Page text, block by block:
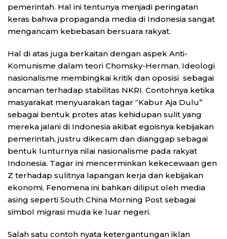
pemerintah. Hal ini tentunya menjadi peringatan
keras bahwa propaganda media di Indonesia sangat
mengancam kebebasan bersuara rakyat.
Hal di atas juga berkaitan dengan aspek Anti-
Komunisme dalam teori Chomsky-Herman. Ideologi
nasionalisme membingkai kritik dan oposisi sebagai
ancaman terhadap stabilitas NKRI. Contohnya ketika
masyarakat menyuarakan tagar “Kabur Aja Dulu”
sebagai bentuk protes atas kehidupan sulit yang
mereka jalani di Indonesia akibat egoisnya kebijakan
pemerintah, justru dikecam dan dianggap sebagai
bentuk lunturnya nilai nasionalisme pada rakyat
Indonesia. Tagar ini mencerminkan kekecewaan gen
Z terhadap sulitnya lapangan kerja dan kebijakan
ekonomi. Fenomena ini bahkan diliput oleh media
asing seperti South China Morning Post sebagai
simbol migrasi muda ke luar negeri.
Salah satu contoh nyata ketergantungan iklan